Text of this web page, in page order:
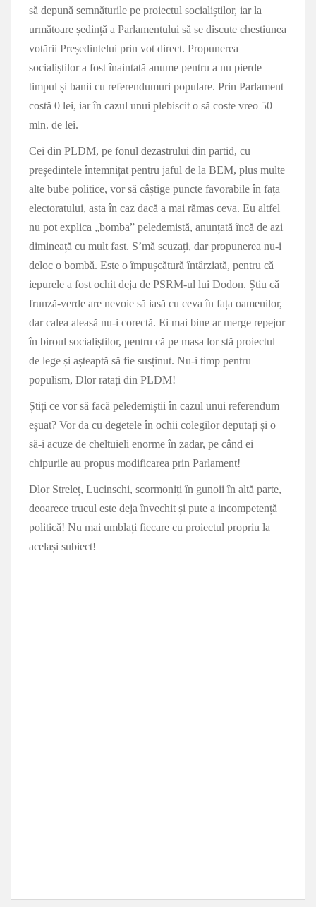
să depună semnăturile pe proiectul socialiștilor, iar la
următoare ședință a Parlamentului să se discute chestiunea
votării Președintelui prin vot direct. Propunerea
socialiștilor a fost înaintată anume pentru a nu pierde
timpul și banii cu referendumuri populare. Prin Parlament
costă 0 lei, iar în cazul unui plebiscit o să coste vreo 50
mln. de lei.
Cei din PLDM, pe fonul dezastrului din partid, cu
președintele întemnițat pentru jaful de la BEM, plus multe
alte bube politice, vor să câștige puncte favorabile în fața
electoratului, asta în caz dacă a mai rămas ceva. Eu altfel
nu pot explica „bomba” peledemistă, anunțată încă de azi
dimineață cu mult fast. S’mă scuzați, dar propunerea nu-i
deloc o bombă. Este o împușcătură întârziată, pentru că
iepurele a fost ochit deja de PSRM-ul lui Dodon. Știu că
frunză-verde are nevoie să iasă cu ceva în fața oamenilor,
dar calea aleasă nu-i corectă. Ei mai bine ar merge repejor
în biroul socialiștilor, pentru că pe masa lor stă proiectul
de lege și așteaptă să fie susținut. Nu-i timp pentru
populism, Dlor ratați din PLDM!
Știți ce vor să facă peledemiștii în cazul unui referendum
eșuat? Vor da cu degetele în ochii colegilor deputați și o
să-i acuze de cheltuieli enorme în zadar, pe când ei
chipurile au propus modificarea prin Parlament!
Dlor Streleț, Lucinschi, scormoniți în gunoii în altă parte,
deoarece trucul este deja învechit și pute a incompetență
politică! Nu mai umblați fiecare cu proiectul propriu la
același subiect!